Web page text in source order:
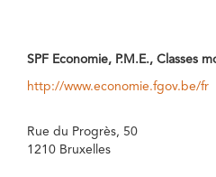
SPF Economie, P.M.E., Classes
http://www.economie.fgov.be/fr
Rue du Progrès, 50
1210 Bruxelles